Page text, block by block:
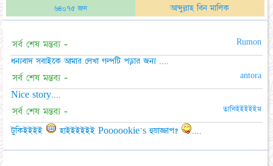
৬৪০৭৫ জন আব্দুল্লাহ বিন মালিক
সর্ব শেষ মন্তব্য - Rumon
ধন্যবাদ সবাইকে আমার লেখা গল্পটি পড়ার জন্য ....
সর্ব শেষ মন্তব্য - antora
Nice story....
সর্ব শেষ মন্তব্য - তানিইইইইইম
টুকিইইইই হাইইইইইই Poooookie's হুয়াজ্জাপ?